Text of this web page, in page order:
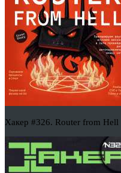
Хакер #326. Router from Hell